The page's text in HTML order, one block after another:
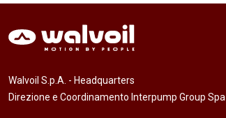
Walvoil S.p.A. - Headquarters
Direzione e Coordinamento Interpump Group Spa